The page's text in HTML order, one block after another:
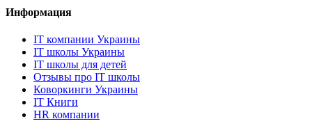
Информация
IT компании Украины
IT школы Украины
IT школы для детей
Отзывы про IT школы
Коворкинги Украины
IT Книги
HR компании